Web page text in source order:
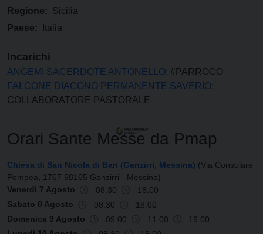
Regione: Sicilia
Paese:
Italia
Incarichi
ANGEMI SACERDOTE ANTONELLO: #PARROCO
FALCONE DIACONO PERMANENTE SAVERIO:
COLLABORATORE PASTORALE
Orari Sante Messe da Pmap
Chiesa di San Nicola di Bari (Ganzirri, Messina) (Via Consolare
Pompea, 1767 98165 Ganzirri - Messina)
Venerdì 7 Agosto
08.30
18.00
Sabato 8 Agosto
08.30
18.00
Domenica 9 Agosto
09.00 11.00
19.00